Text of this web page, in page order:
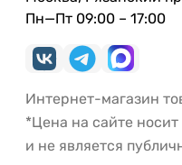
Пн—Пт 09:00 – 17:00
Интернет-магазин
*Цена на сайте
и не является